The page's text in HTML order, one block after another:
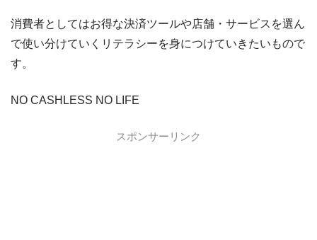
消費者としてはお得な決済ツールや店舗・サービスを選ん
で使い分けていくリテラシーを身につけていきたいもので
す。
NO CASHLESS NO LIFE
スポンサーリンク